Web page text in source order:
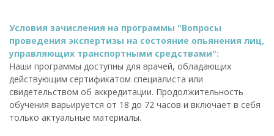
Условия зачисления на программы "Вопросы
проведения экспертизы на состояние опьянения лиц,
управляющих транспортными средствами":
Наши программы доступны для врачей, обладающих
действующим сертификатом специалиста или
свидетельством об аккредитации. Продолжительность
обучения варьируется от 18 до 72 часов и включает в себя
только актуальные материалы.